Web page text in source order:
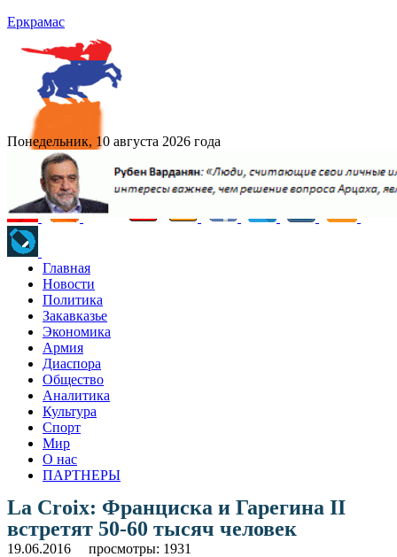
Еркрамас
Понедельник, 10 августа 2026 года
Главная
Новости
Политика
Закавказье
Экономика
Армия
Диаспора
Общество
Аналитика
Культура
Спорт
Мир
О нас
ПАРТНЕРЫ
La Croix: Франциска и Гарегина II
встретят 50-60 тысяч человек
19.06.2016 просмотры: 1931